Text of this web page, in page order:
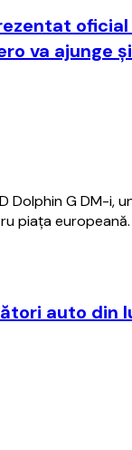
va ajunge
Dolphin G DM-
piaţa europeană.
auto